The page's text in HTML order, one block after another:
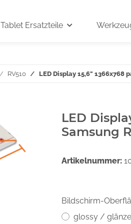
Tablet Ersatzteile
RV510 LED Display 15,6" 1366x768
LED
Samsung
Artikelnummer:
Bildschirm-
glossy /